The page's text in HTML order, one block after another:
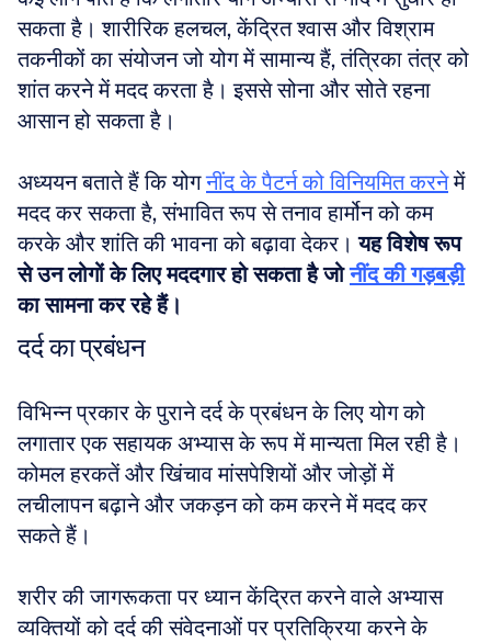
सकता है। शारीरिक हलचल, केंद्रित श्वास और विश्राम
तकनीकों का संयोजन जो योग में सामान्य हैं, तंत्रिका तंत्र को
शांत करने में मदद करता है। इससे सोना और सोते रहना
आसान हो सकता है।
अध्ययन बताते हैं कि योग नींद के पैटर्न को विनियमित करने में
मदद कर सकता है, संभावित रूप से तनाव हार्मोन को कम
करके और शांति की भावना को बढ़ावा देकर। यह विशेष रूप
से उन लोगों के लिए मददगार हो सकता है जो नींद की गड़बड़ी
का सामना कर रहे हैं।
दर्द का प्रबंधन
विभिन्न प्रकार के पुराने दर्द के प्रबंधन के लिए योग को
लगातार एक सहायक अभ्यास के रूप में मान्यता मिल रही है।
कोमल हरकतें और खिंचाव मांसपेशियों और जोड़ों में
लचीलापन बढ़ाने और जकड़न को कम करने में मदद कर
सकते हैं।
शरीर की जागरूकता पर ध्यान केंद्रित करने वाले अभ्यास
व्यक्तियों को दर्द की संवेदनाओं पर प्रतिक्रिया करने के